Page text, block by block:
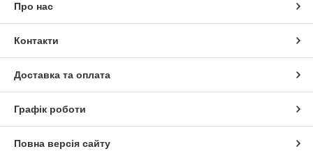
Про нас
Контакти
Доставка та оплата
Графік роботи
Повна версія сайту